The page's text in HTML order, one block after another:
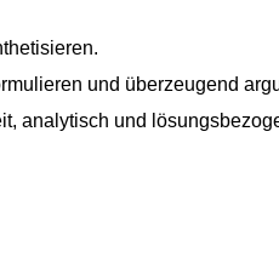
und überzeugend
analytisch und